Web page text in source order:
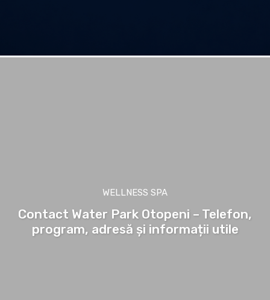
WELLNESS SPA
Contact Water Park Otopeni – Telefon,
program, adresă și informații utile